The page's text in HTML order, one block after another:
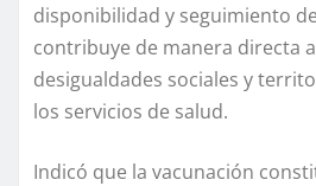
disponibilidad y seguimiento
contribuye de manera directa
desigualdades sociales y
los servicios de salud.
Indicó que la vacunación